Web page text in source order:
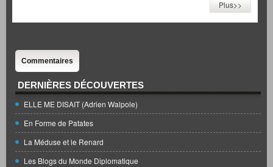
Plus>>
Commentaires
DERNIÈRES DÉCOUVERTES
ELLE ME DISAIT (Adrien Walpole)
En Forme de Patates
La Méduse et le Renard
Les Blogs du Monde Diplomatique